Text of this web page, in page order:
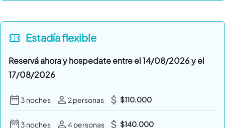
Estadíaflexible
Reservá ahora y hospedate entre el 14/08/2026 y el
17/08/2026
3 noches 2personas $110.000
3 noches 4personas $140.000